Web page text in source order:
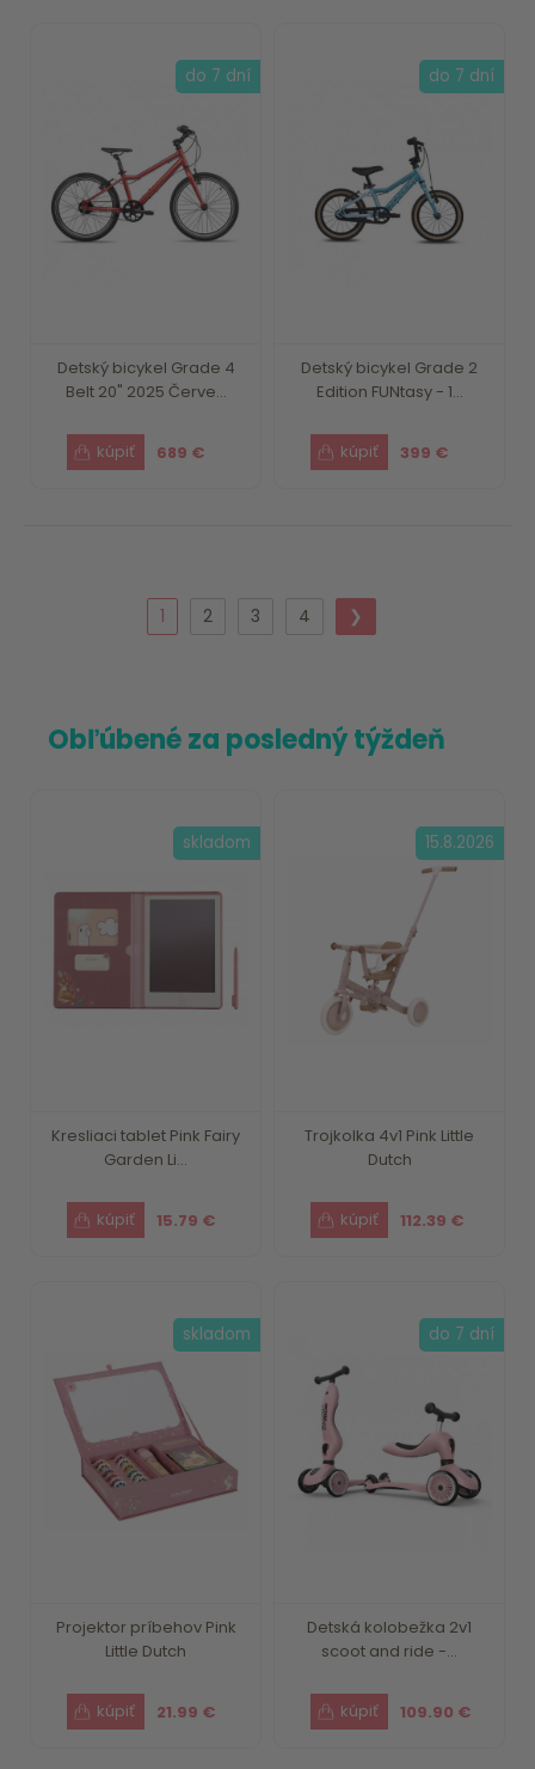
Detský bicykel Grade 4
Belt 20" 2025 Červe...
689 €
do 7 dní
Detský bicykel Grade 2
Edition FUNtasy - 1...
399 €
do 7 dní
1 2 3 4 ❯
Obľúbené za posledný týždeň
Kresliaci tablet Pink Fairy
Garden Li...
15.79 €
skladom
Trojkolka 4v1 Pink Little
Dutch
112.39 €
15.8.2026
Projektor príbehov Pink
Little Dutch
21.99 €
skladom
Detská kolobežka 2v1
scoot and ride -...
109.90 €
do 7 dní